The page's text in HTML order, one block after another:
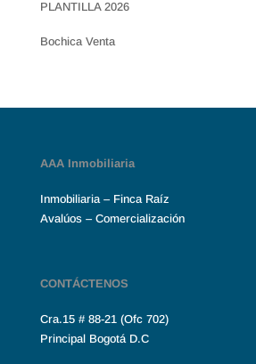
PLANTILLA 2026
Bochica Venta
AAA Inmobiliaria
Inmobiliaria – Finca Raíz
Avalúos – Comercialización
CONTÁCTENOS
Cra.15 # 88-21 (Ofc 702)
Principal Bogotá D.C